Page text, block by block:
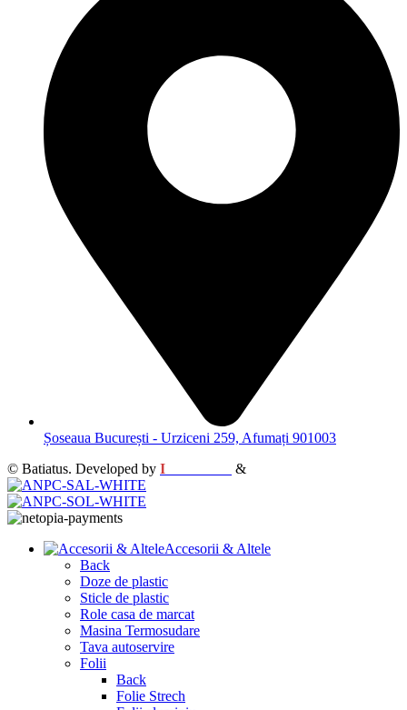
Șoseaua București - Urziceni 259, Afumați 901003
© Batiatus. Developed by I &
Accesorii & Altele
Back
Doze de plastic
Sticle de plastic
Role casa de marcat
Masina Termosudare
Tava autoservire
Folii
Back
Folie Strech